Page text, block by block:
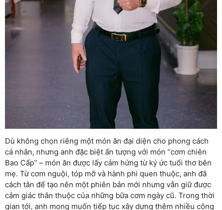
Dù không chọn riêng một món ăn đại diện cho phong cách
cá nhân, nhưng anh đặc biệt ấn tượng với món “cơm chiên
Bao Cấp” – món ăn được lấy cảm hứng từ ký ức tuổi thơ bên
mẹ. Từ cơm nguội, tóp mỡ và hành phi quen thuộc, anh đã
cách tân để tạo nên một phiên bản mới nhưng vẫn giữ được
cảm giác thân thuộc của những bữa cơm ngày cũ. Trong thời
gian tới, anh mong muốn tiếp tục xây dựng thêm nhiều công